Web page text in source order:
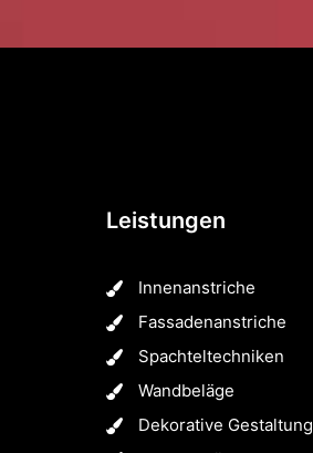
Leistungen
Innenanstriche
Fassadenanstriche
Spachteltechniken
Wandbeläge
Dekorative Gestaltung